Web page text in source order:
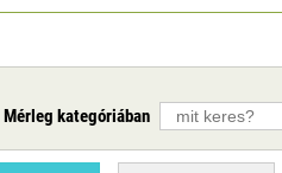
Mérleg kategóriában